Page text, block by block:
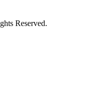
Reserved.